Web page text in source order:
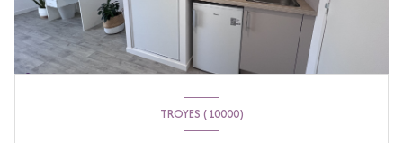
TROYES (10000)